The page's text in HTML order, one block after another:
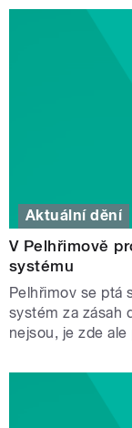
Aktuální dění
V Pelhřimově
systému
Pelhřimov se ptá
systém za zásah
nejsou, je zde